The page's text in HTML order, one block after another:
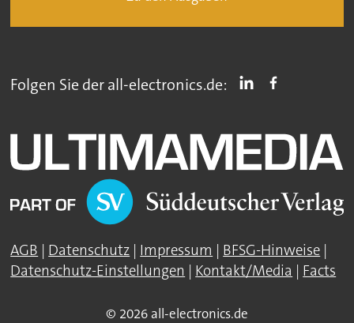
Folgen Sie der all-electronics.de:
AGB | Datenschutz | Impressum | BFSG-Hinweise |
Datenschutz-Einstellungen | Kontakt/Media | Facts
© 2026 all-electronics.de